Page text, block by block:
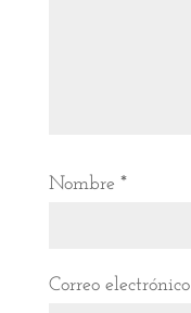
Nombre *
Correo electrónico